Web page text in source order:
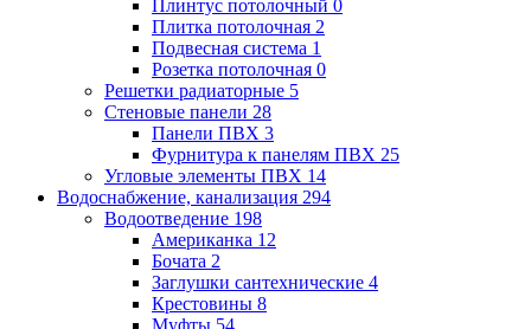
Плинтус потолочный 0
Плитка потолочная 2
Подвесная система 1
Розетка потолочная 0
Решетки радиаторные 5
Стеновые панели 28
Панели ПВХ 3
Фурнитура к панелям ПВХ 25
Угловые элементы ПВХ 14
Водоснабжение, канализация 294
Водоотведение 198
Американка 12
Бочата 2
Заглушки сантехнические 4
Крестовины 8